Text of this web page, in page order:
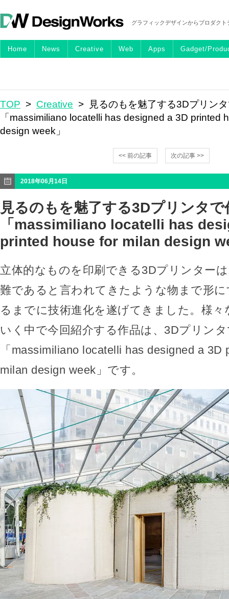
グラフィックデザインからプロダク
Home News Creative Web Apps Gadget/
TOP > Creative > 見るのもを魅了する3Dプリン
「massimiliano locatelli has designed a 3D printed
design week」
<< 前の記事 次の記事 >>
2018年06月14日
見るのもを魅了する3Dプリンタ
「massimiliano locatelli has
printed house for milan design
立体的なものを印刷できる3Dプリンター
難であると言われてきたような物まで形
るまでに技術進化を遂げてきました。様
いく中で今回紹介する作品は、3Dプリン
「massimiliano locatelli has designed a 3D
milan design week」です。